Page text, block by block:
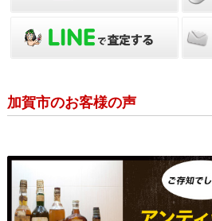
加賀市のお客様の声